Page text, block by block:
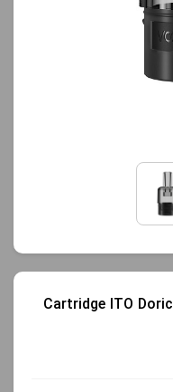
کارتریج دوریک آی تو او ووپوو | Cartridge ITO Doric